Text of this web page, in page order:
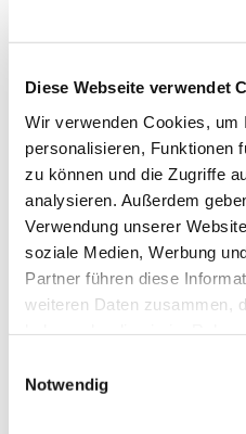
Diese Webseite verwendet
Wir verwenden Cookies, um
personalisieren, Funktionen
zu können und die Zugriffe
analysieren. Außerdem
Verwendung unserer
soziale Medien, Werbung
Partner führen diese
weiteren Daten zusammen,
Notwendig
Autor
Seraina Kienast
Kategorien
Allgemein